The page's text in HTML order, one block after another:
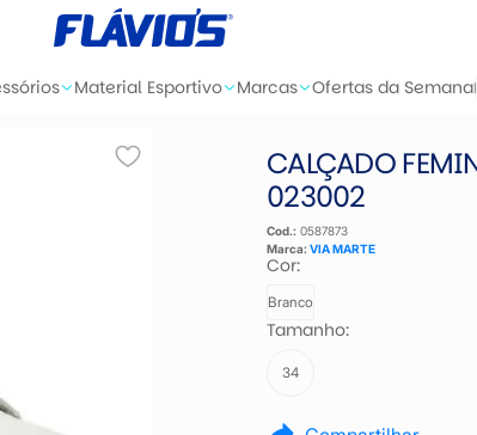
Material Esportivo Marcas Ofertas da Semana
CALÇADO
023002
Cod.: 0587873
Marca: VIA MARTE
Cor:
Branco
Tamanho:
34